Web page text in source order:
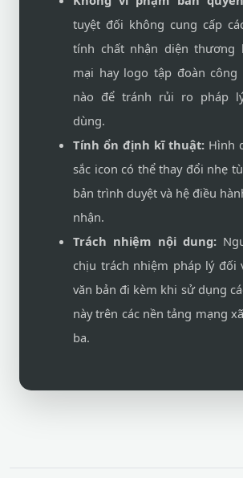
tuyệt đối không cung cấp
tính chất nhận diện thương
mại hay logo tập đoàn công
nào để tránh rủi ro pháp
dùng.
Tính ổn định kĩ thuật: Hình
sắc icon có thể thay đổi nhẹ
bản trình duyệt và hệ điều
nhận.
Trách nhiệm nội dung:
chịu trách nhiệm pháp lý đối
văn bản đi kèm khi sử dụng
này trên các nền tảng mạng
ba.